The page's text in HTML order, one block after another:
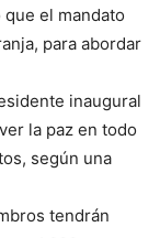
el mandato
para abordar
inaugural
la paz en todo
según una
tendrán